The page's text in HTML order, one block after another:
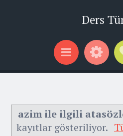
Ders
Menu
azim ile ilgili
kayıtlar gösteriliyor.